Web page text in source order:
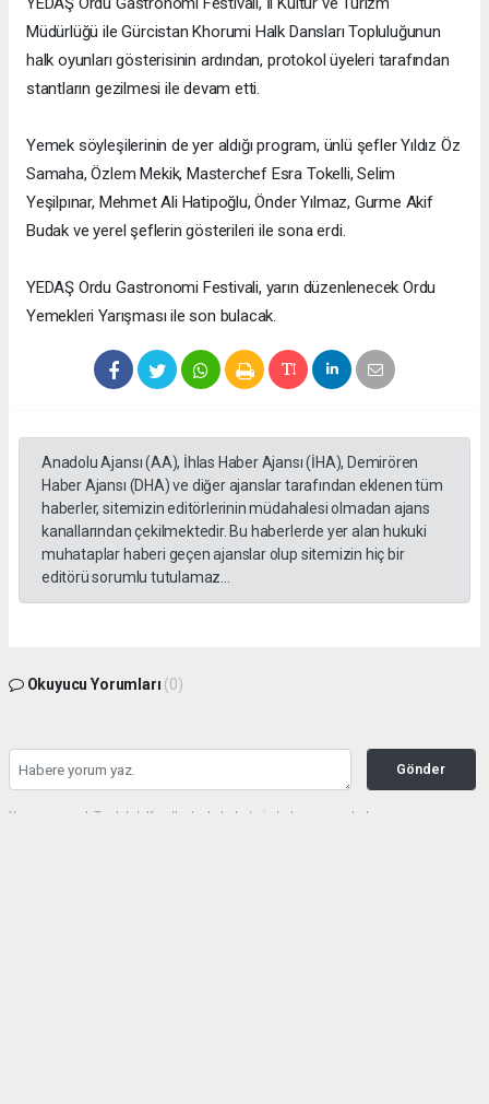
Müdürlüğü ile Gürcistan Khorumi Halk Dansları Topluluğunun
halk oyunları gösterisinin ardından, protokol üyeleri tarafından
stantların gezilmesi ile devam etti.
Yemek söyleşilerinin de yer aldığı program, ünlü şefler Yıldız Öz
Samaha, Özlem Mekik, Masterchef Esra Tokelli, Selim
Yeşilpınar, Mehmet Ali Hatipoğlu, Önder Yılmaz, Gurme Akif
Budak ve yerel şeflerin gösterileri ile sona erdi.
YEDAŞ Ordu Gastronomi Festivali, yarın düzenlenecek Ordu
Yemekleri Yarışması ile son bulacak.
Anadolu Ajansı (AA), İhlas Haber Ajansı (İHA), Demirören
Haber Ajansı (DHA) ve diğer ajanslar tarafından eklenen tüm
haberler, sitemizin editörlerinin müdahalesi olmadan ajans
kanallarından çekilmektedir. Bu haberlerde yer alan hukuki
muhataplar haberi geçen ajanslar olup sitemizin hiç bir
editörü sorumlu tutulamaz...
Okuyucu Yorumları (0)
Gönder
Yorum yazarak Topluluk Kuralları’nı kabul etmiş bulunuyor ve haberunye.com